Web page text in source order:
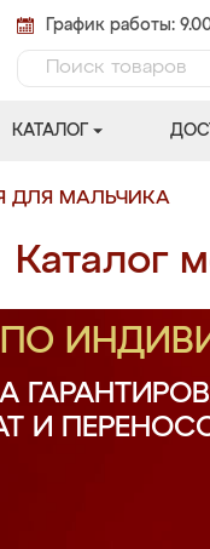
График работы:
КАТАЛОГ
ДЛЯ МАЛЬЧИКА
Каталог
И